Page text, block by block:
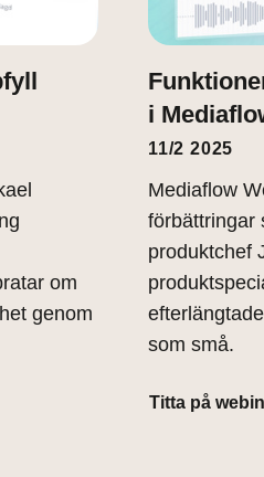
om
genom
i
11/2 2025
Mediaflow
förbättringar
produktchef
som små.
Titta på